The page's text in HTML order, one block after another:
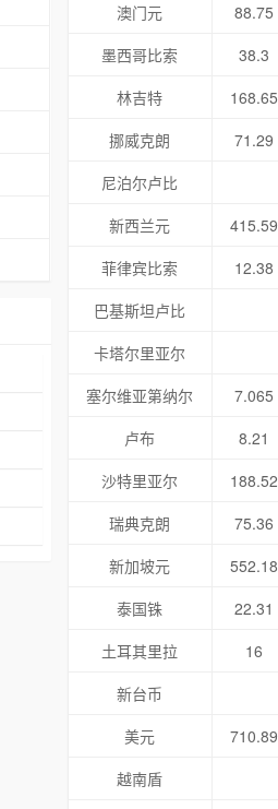
澳门元
88.75
墨西哥比索
38.3
林吉特
168.65
挪威克朗
71.29
尼泊尔卢比
新西兰元
415.59
菲律宾比索
12.38
巴基斯坦卢比
卡塔尔里亚尔
塞尔维亚第纳尔
7.065
卢布
8.21
沙特里亚尔
188.52
瑞典克朗
75.36
新加坡元
552.18
泰国铢
22.31
土耳其里拉
16
新台币
美元
710.89
越南盾